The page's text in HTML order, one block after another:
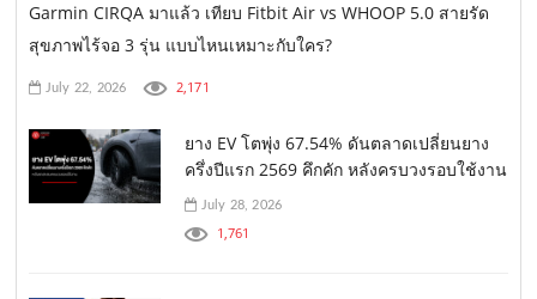
Garmin CIRQA มาแล้ว เทียบ Fitbit Air vs WHOOP 5.0 สายรัด
สุขภาพไร้จอ 3 รุ่น แบบไหนเหมาะกับใคร?
July 22, 2026 2,171
ยาง EV โตพุ่ง 67.54% ดันตลาดเปลี่ยนยาง
ครึ่งปีแรก 2569 คึกคัก หลังครบวงรอบใช้งาน
July 28, 2026
1,761